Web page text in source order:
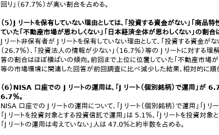
回り」（67.7％）が高い割合を占める。
（5）J リートを保有していない理由としては、「投資する資金がない」「商
ていた「不動産市場が思わしくない」「日本経済全体が思わしくない」の割合
J リート非保有者が J リートを保有していない理由として、「投資する資金が
（26.7％）、「投資法人の情報が少ない」（16.7％）等の J リートに対する
答の割合はほぼ横ばいの傾向。前回まで上位に位置していた「不動産市場が
等の市場環境に関連した回答が前回調査に比べ減少した結果、相対的に順
（6）NISA 口座での J リートの運用は、「J リート（個別銘柄）で運用」が
6.7％。
NISA 口座での J リートの運用について、「J リート（個別銘柄）で運用」「J
「J リートを投資対象とする投資信託で運用」は 5.1％、「J リートを投資対
「J リートの運用は考えていない」人は 47.0％と約半数を占める。